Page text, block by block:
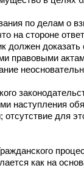
по делам о
на стороне
должен
правовыми
наступления
для
как на